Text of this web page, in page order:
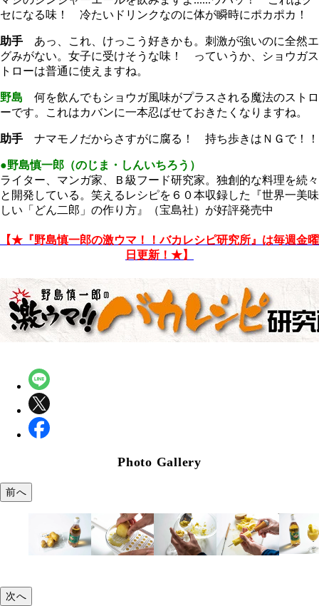
セになる味！ 冷たいドリンクなのに体が瞬時にポカポカ！
助手 あっ、これ、けっこう好きかも。刺激が強いのに全然エ
グみがない。女子に受けそうな味！ っていうか、ショウガス
トローは普通に使えますね。
野島 何を飲んでもショウガ風味がプラスされる魔法のストロ
ーです。これはカバンに一本忍ばせておきたくなりますね。
助手 ナマモノだからさすがに腐る！ 持ち歩きはＮＧで！！
●野島慎一郎（のじま・しんいちろう）
ライター、マンガ家、Ｂ級フード研究家。独創的な料理を続々
と開発している。笑えるレシピを６０本収録した『世界一美味
しい「どん二郎」の作り方』（宝島社）が好評発売中
【★『野島慎一郎の激ウマ！！バカレシピ研究所』は毎週金曜
日更新！★】
Photo Gallery
前へ
次へ